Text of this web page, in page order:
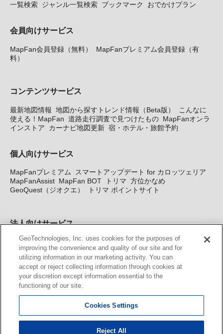
一覧検索 ジャンル一覧検索 ブックマーク おでかけプラン
会員向けサービス
MapFan会員登録（無料）
MapFanプレミアム会員登録（有
料）
コンテンツサービス
最新地図情報 地図から探すトレンド情報（Beta版）
こんなに
使える！MapFan 道路走行調査で見つけたもの MapFanオンラ
インストア
カーナビ地図更新 宿・ホテル・旅館予約
個人向けサービス
MapFanプレミアム
スマートアップデート for カロッツェリア
MapFanAssist MapFan BOT トリマ 方位かなめ
GeoQuest（ジオクエ）
トリマ ポイントサイト
法人向けサービス
法人向け地図・位置情報サービス WEBサイト・システム向け地
図API Windows PC向け地図開発キット MapFan DB 住所確認
サービス
MAP WORLD+ トリマ広告 Geo-Research
カーナビ地図更新サービス
MapFan スマートメンバーズ
KENWOOD MapFan Club
GeoTechnologies, Inc. uses cookies for the purposes of
improving the convenience and quality of our site and for
utilizing information in our marketing activity. You can
accept or reject collecting information through cookies at
your discretion except information essential to the
functioning of our site.
Cookies Settings
Reject All